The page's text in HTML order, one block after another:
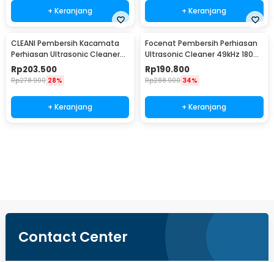
+ Keranjang + Keranjang
CLEANI Pembersih Kacamata
Perhiasan Ultrasonic Cleaner
55kHz 450ml - MJ-50
Rp203.500
Rp278.900 28%
+ Keranjang
Focenat Pembersih Perhiasan
Ultrasonic Cleaner 49kHz 180ml
- X88
Rp190.800
Rp288.900 34%
+ Keranjang
Contact Center